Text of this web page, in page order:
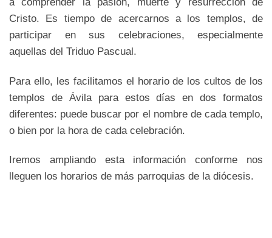
Cristo. Es tiempo de acercarnos a los templos, de
participar en sus celebraciones, especialmente
aquellas del Triduo Pascual.
Para ello, les facilitamos el horario de los cultos de los
templos de Ávila para estos días en dos formatos
diferentes: puede buscar por el nombre de cada templo,
o bien por la hora de cada celebración.
Iremos ampliando esta información conforme nos
lleguen los horarios de más parroquias de la diócesis.